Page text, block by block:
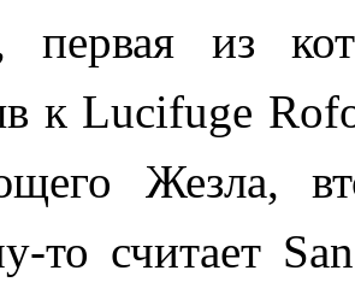
первая из
к Lucifuge
Жезла,
то считает